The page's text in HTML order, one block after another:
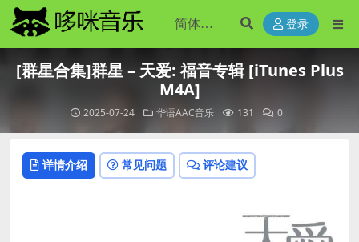
登录
[群星合集]群星 – 天爱: 福音专辑 [iTunes Plus
M4A]
2025-07-24 华语AAC音乐 131 0
详情介绍 常见问题 评论建议